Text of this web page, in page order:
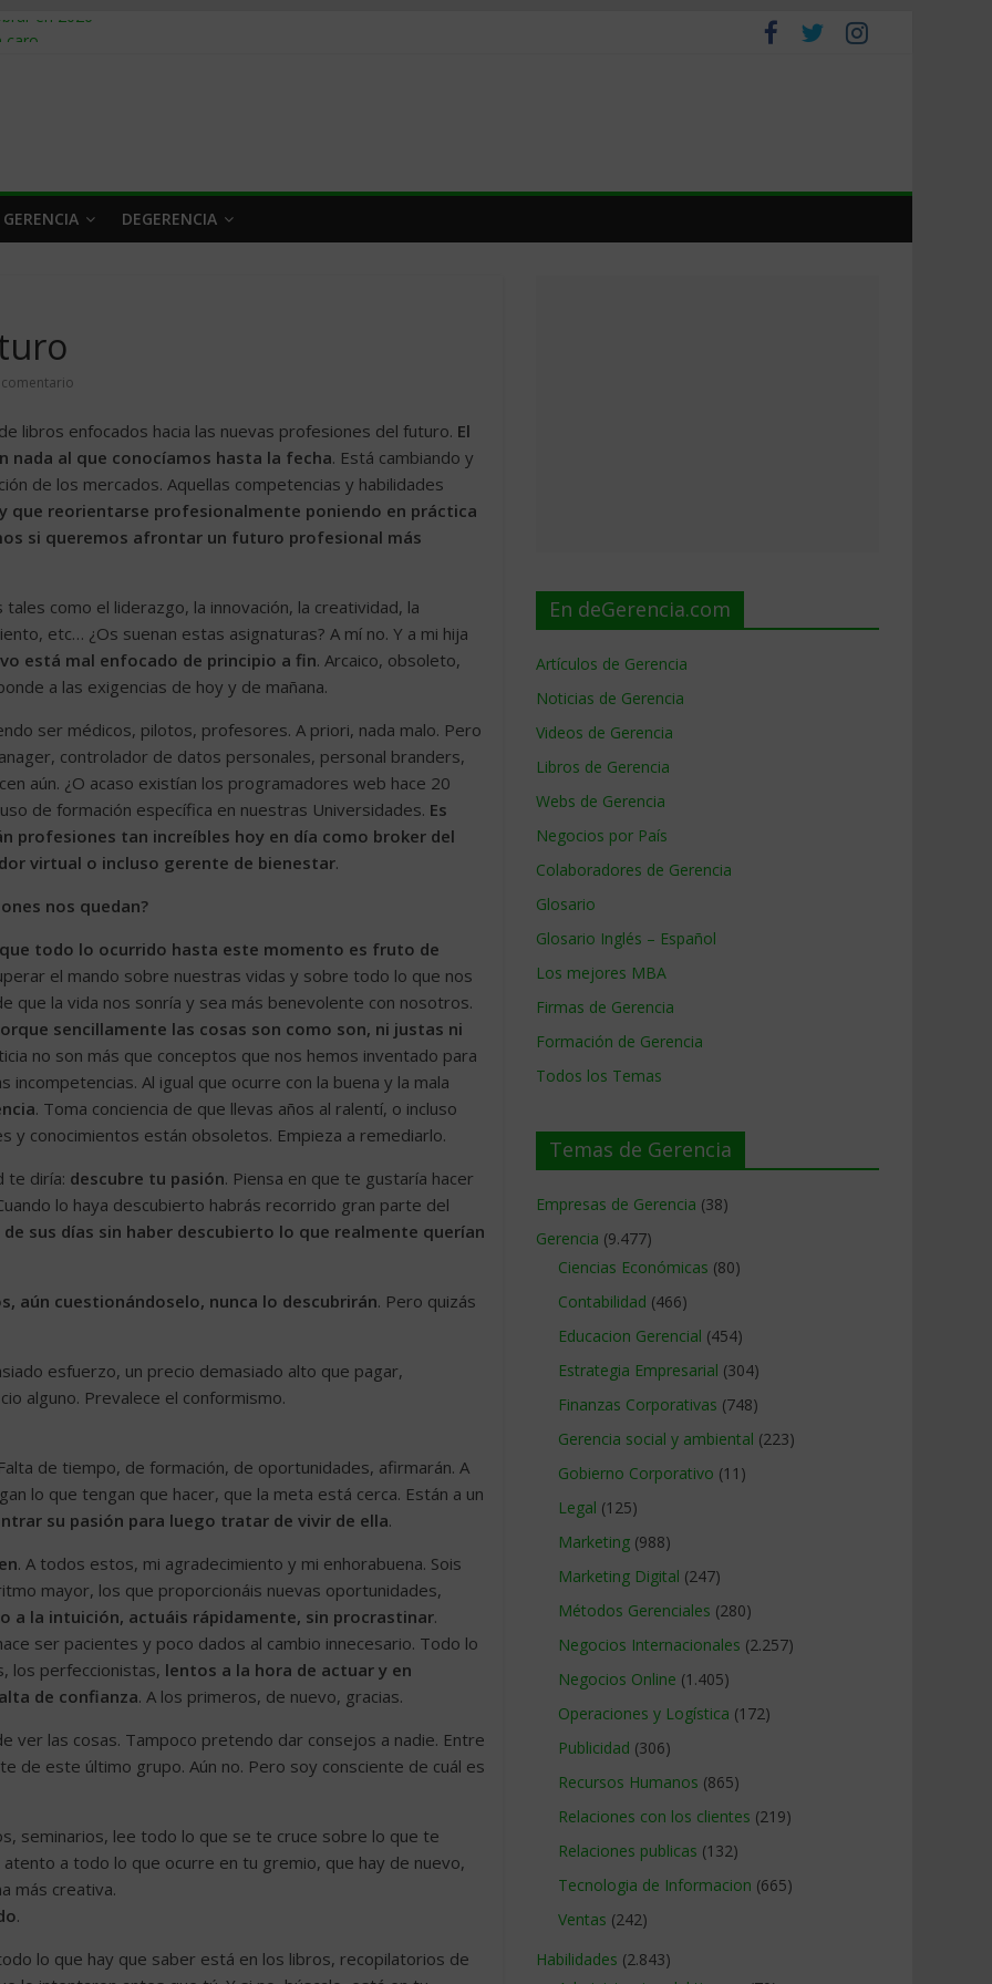
DEGERENCIA
libros enfocados hacia las nuevas profesiones del futuro. El
nada al que conocíamos hasta la fecha. Está cambiando y
de los mercados. Aquellas competencias y habilidades
que reorientarse profesionalmente poniendo en práctica
si queremos afrontar un futuro profesional más
como el liderazgo, la innovación, la creatividad, la
etc… ¿Os suenan estas asignaturas? A mí no. Y a mi hija
está mal enfocado de principio a fin. Arcaico, obsoleto,
a las exigencias de hoy y de mañana.
ser médicos, pilotos, profesores. A priori, nada malo. Pero
controlador de datos personales, personal branders,
aún. ¿O acaso existían los programadores web hace 20
de formación específica en nuestras Universidades. Es
profesiones tan increíbles hoy en día como broker del
virtual o incluso gerente de bienestar.
nos quedan?
todo lo ocurrido hasta este momento es fruto de
el mando sobre nuestras vidas y sobre todo lo que nos
que la vida nos sonría y sea más benevolente con nosotros.
sencillamente las cosas son como son, ni justas ni
no son más que conceptos que nos hemos inventado para
Al igual que ocurre con la buena y la mala
. Toma conciencia de que llevas años al ralentí, o incluso
y conocimientos están obsoletos. Empieza a remediarlo.
te diría: descubre tu pasión. Piensa en que te gustaría hacer
lo haya descubierto habrás recorrido gran parte del
sus días sin haber descubierto lo que realmente querían
aún cuestionándoselo, nunca lo descubrirán. Pero quizás
esfuerzo, un precio demasiado alto que pagar,
alguno. Prevalece el conformismo.
de tiempo, de formación, de oportunidades, afirmarán. A
lo que tengan que hacer, que la meta está cerca. Están a un
su pasión para luego tratar de vivir de ella.
. A todos estos, mi agradecimiento y mi enhorabuena. Sois
mayor, los que proporcionáis nuevas oportunidades,
a la intuición, actuáis rápidamente, sin procrastinar.
ser pacientes y poco dados al cambio innecesario. Todo lo
los perfeccionistas, lentos a la hora de actuar y en
de confianza. A los primeros, de nuevo, gracias.
ver las cosas. Tampoco pretendo dar consejos a nadie. Entre
de este último grupo. Aún no. Pero soy consciente de cuál es
seminarios, lee todo lo que se te cruce sobre lo que te
a todo lo que ocurre en tu gremio, que hay de nuevo,
más creativa.
.
lo que hay que saber está en los libros, recopilatorios de
En deGerencia.com
Artículos de Gerencia
Noticias de Gerencia
Videos de Gerencia
Libros de Gerencia
Webs de Gerencia
Negocios por País
Colaboradores de Gerencia
Glosario
Glosario Inglés – Español
Los mejores MBA
Firmas de Gerencia
Formación de Gerencia
Todos los Temas
Temas de Gerencia
Empresas de Gerencia (38)
Gerencia (9.477)
Ciencias Económicas (80)
Contabilidad (466)
Educacion Gerencial (454)
Estrategia Empresarial (304)
Finanzas Corporativas (748)
Gerencia social y ambiental (223)
Gobierno Corporativo (11)
Legal (125)
Marketing (988)
Marketing Digital (247)
Métodos Gerenciales (280)
Negocios Internacionales (2.257)
Negocios Online (1.405)
Operaciones y Logística (172)
Publicidad (306)
Recursos Humanos (865)
Relaciones con los clientes (219)
Relaciones publicas (132)
Tecnologia de Informacion (665)
Ventas (242)
Habilidades (2.843)